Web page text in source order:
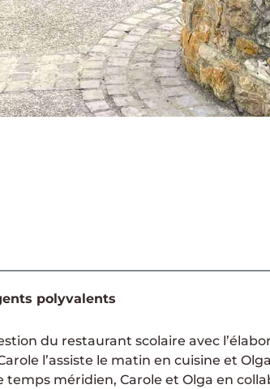
polyvalents
du restaurant scolaire avec
l’assiste le matin en cuisine et
temps méridien, Carole et Olga en